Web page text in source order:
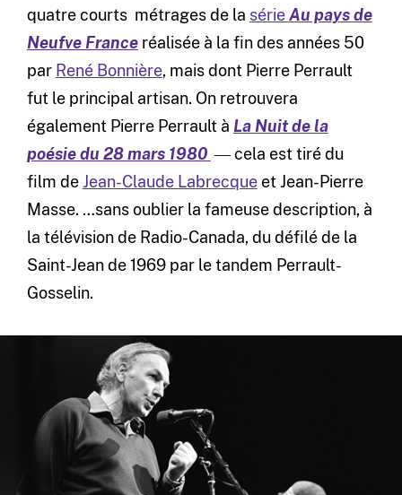
quatre courts métrages de la sérieAu pays de
Neufve Franceréalisée à la fin des années 50
par René Bonnière, mais dont Pierre Perrault
fut le principal artisan. On retrouvera
également Pierre Perrault à La Nuit de la
poésie du 28 mars 1980 ― cela est tiré du
film deJean-Claude Labrecqueet Jean-Pierre
Masse. …sans oublier la fameuse description, à
la télévision de Radio-Canada, du défilé de la
Saint-Jean de 1969 par le tandem Perrault-
Gosselin.